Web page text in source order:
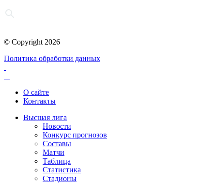
© Copyright 2026
Политика обработки данных
О сайте
Контакты
Высшая лига
Новости
Конкурс прогнозов
Составы
Матчи
Таблица
Статистика
Стадионы